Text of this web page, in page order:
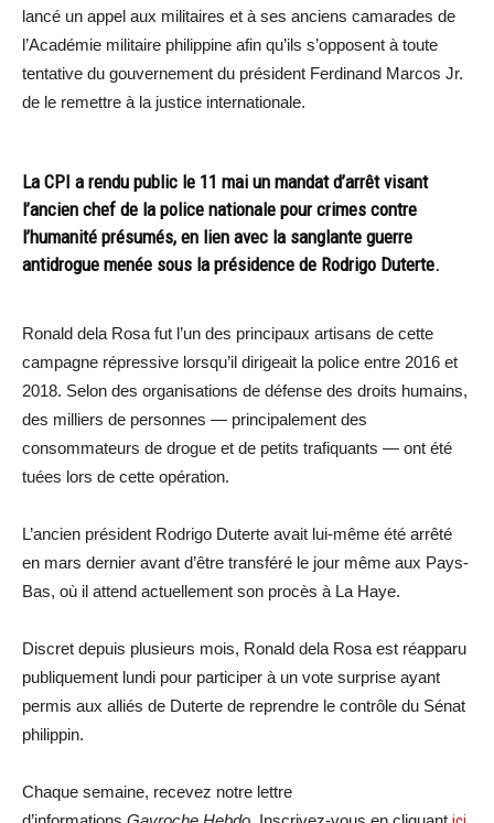
lancé un appel aux militaires et à ses anciens camarades de
l’Académie militaire philippine afin qu’ils s’opposent à toute
tentative du gouvernement du président Ferdinand Marcos Jr.
de le remettre à la justice internationale.
La CPI a rendu public le 11 mai un mandat d’arrêt visant
l’ancien chef de la police nationale pour crimes contre
l’humanité présumés, en lien avec la sanglante guerre
antidrogue menée sous la présidence de Rodrigo Duterte.
Ronald dela Rosa fut l’un des principaux artisans de cette
campagne répressive lorsqu’il dirigeait la police entre 2016 et
2018. Selon des organisations de défense des droits humains,
des milliers de personnes — principalement des
consommateurs de drogue et de petits trafiquants — ont été
tuées lors de cette opération.
L’ancien président Rodrigo Duterte avait lui-même été arrêté
en mars dernier avant d’être transféré le jour même aux Pays-
Bas, où il attend actuellement son procès à La Haye.
Discret depuis plusieurs mois, Ronald dela Rosa est réapparu
publiquement lundi pour participer à un vote surprise ayant
permis aux alliés de Duterte de reprendre le contrôle du Sénat
philippin.
Chaque semaine, recevez notre lettre